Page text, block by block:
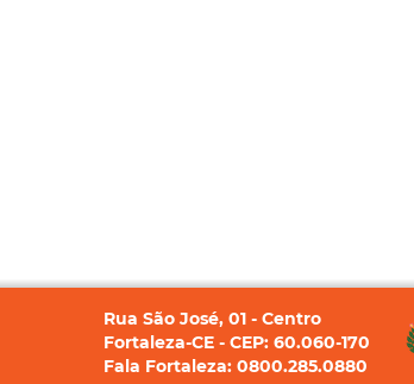
Rua São José, 01 - Centro
Fortaleza-CE - CEP: 60.060-170
Fala Fortaleza: 0800.285.0880